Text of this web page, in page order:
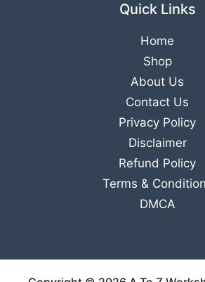
Quick Links
Home
Shop
About Us
Contact Us
Privacy Policy
Disclaimer
Refund Policy
Terms &
DMCA